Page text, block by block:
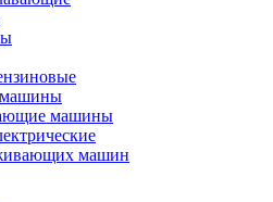
машины
машины
машин